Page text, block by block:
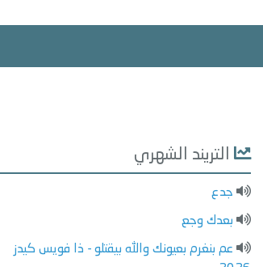
التريند الشهري
جدع
بعدك وجع
عم بنغرم بعيونك والله بيقتلو - ذا فويس كيدز